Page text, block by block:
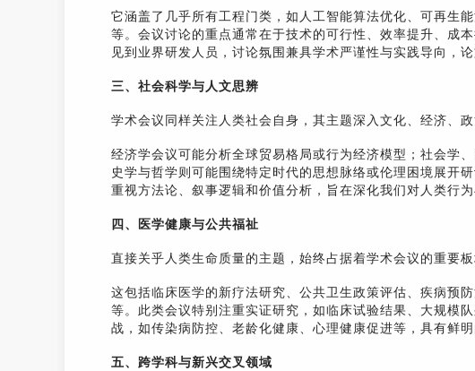
它涵盖了几乎所有工程门类，如人工智能算法优化、可再生
等。会议讨论的重点通常在于技术的可行性、效率提升、成
见到业界研发人员，讨论氛围兼具学术严谨性与实践导向，
三、社会科学与人文思辨
学术会议同样关注人类社会自身，其主题深入文化、经济、政
经济学会议可能分析全球贸易格局或行为经济模型；社会学
史学与哲学则可能围绕特定时代的思想脉络或伦理困境展开
重视方法论、叙事逻辑和价值分析，旨在深化我们对人类行为
四、医学健康与公共福祉
直接关乎人类生命质量的主题，始终占据着学术会议的重要板
这包括临床医学的新疗法研究、公共卫生政策评估、疾病预
等。此类会议特别注重实证研究，如临床试验结果、大规模
战，如传染病防控、老龄化健康、心理健康促进等，具有鲜明
五、跨学科与新兴交叉领域